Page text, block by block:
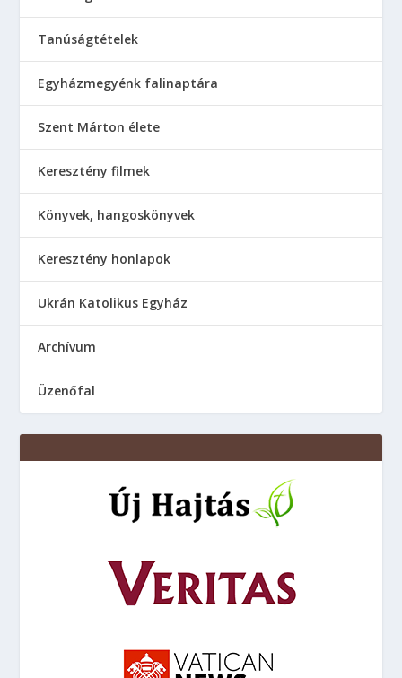
Tanúságtételek
Egyházmegyénk falinaptára
Szent Márton élete
Keresztény filmek
Könyvek, hangoskönyvek
Keresztény honlapok
Ukrán Katolikus Egyház
Аrchívum
Üzenőfal